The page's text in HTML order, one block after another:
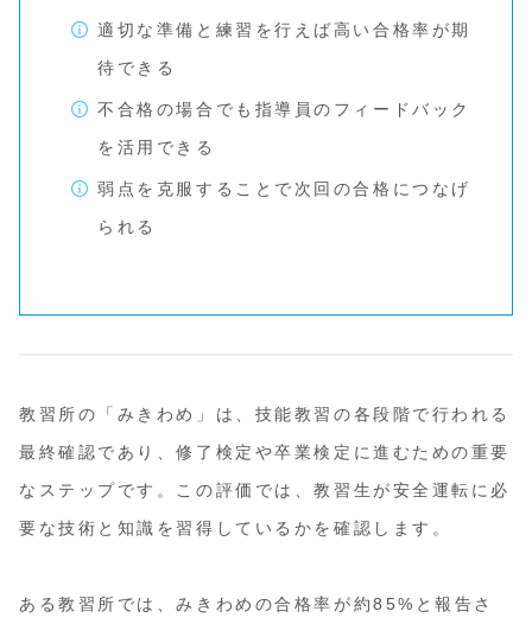
適切な準備と練習を行えば高い合格率が期
待できる
不合格の場合でも指導員のフィードバック
を活用できる
弱点を克服することで次回の合格につなげ
られる
教習所の「みきわめ」は、技能教習の各段階で行われる
最終確認であり、修了検定や卒業検定に進むための重要
なステップです。この評価では、教習生が安全運転に必
要な技術と知識を習得しているかを確認します。
ある教習所では、みきわめの合格率が約85%と報告さ